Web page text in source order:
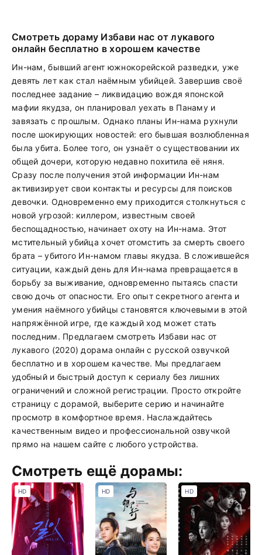
Смотреть дораму Избави нас от лукавого
онлайн бесплатно в хорошем качестве
Ин-нам, бывший агент южнокорейской разведки, уже
девять лет как стал наёмным убийцей. Завершив своё
последнее задание – ликвидацию вождя японской
мафии якудза, он планировал уехать в Панаму и
завязать с прошлым. Однако планы Ин-нама рухнули
после шокирующих новостей: его бывшая возлюбленная
была убита. Более того, он узнаёт о существовании их
общей дочери, которую недавно похитила её няня.
Сразу после получения этой информации Ин-нам
активизирует свои контакты и ресурсы для поисков
девочки. Одновременно ему приходится столкнуться с
новой угрозой: киллером, известным своей
беспощадностью, начинает охоту на Ин-нама. Этот
мстительный убийца хочет отомстить за смерть своего
брата – убитого Ин-намом главы якудза. В сложившейся
ситуации, каждый день для Ин-нама превращается в
борьбу за выживание, одновременно пытаясь спасти
свою дочь от опасности. Его опыт секретного агента и
умения наёмного убийцы становятся ключевыми в этой
напряжённой игре, где каждый ход может стать
последним. Предлагаем смотреть Избави нас от
лукавого (2020) дорама онлайн с русской озвучкой
бесплатно и в хорошем качестве. Мы предлагаем
удобный и быстрый доступ к сериалу без лишних
ограничений и сложной регистрации. Просто откройте
страницу с дорамой, выберите серию и начинайте
просмотр в комфортное время. Наслаждайтесь
качественным видео и профессиональной озвучкой
прямо на нашем сайте с любого устройства.
Смотреть ещё дорамы:
HD HD HD